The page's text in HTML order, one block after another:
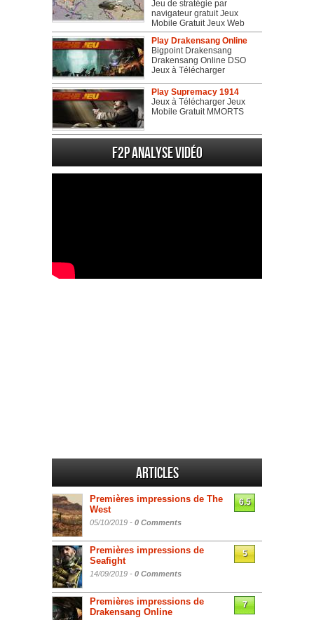
Jeu de stratégie par
navigateur gratuit Jeux
Mobile Gratuit Jeux Web
Play Drakensang Online
Bigpoint Drakensang
Drakensang Online DSO
Jeux à Télécharger
Play Supremacy 1914
Jeux à Télécharger Jeux
Mobile Gratuit MMORTS
F2P Analyse vidéo
Articles
Premières impressions de The
West
05/10/2019 - 0 Comments
6.5
Premières impressions de
Seafight
14/09/2019 - 0 Comments
5
Premières impressions de
Drakensang Online
7